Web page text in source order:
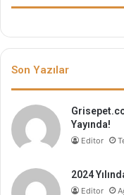
Son Yazılar
Yayında!
Editor
2024
Editor